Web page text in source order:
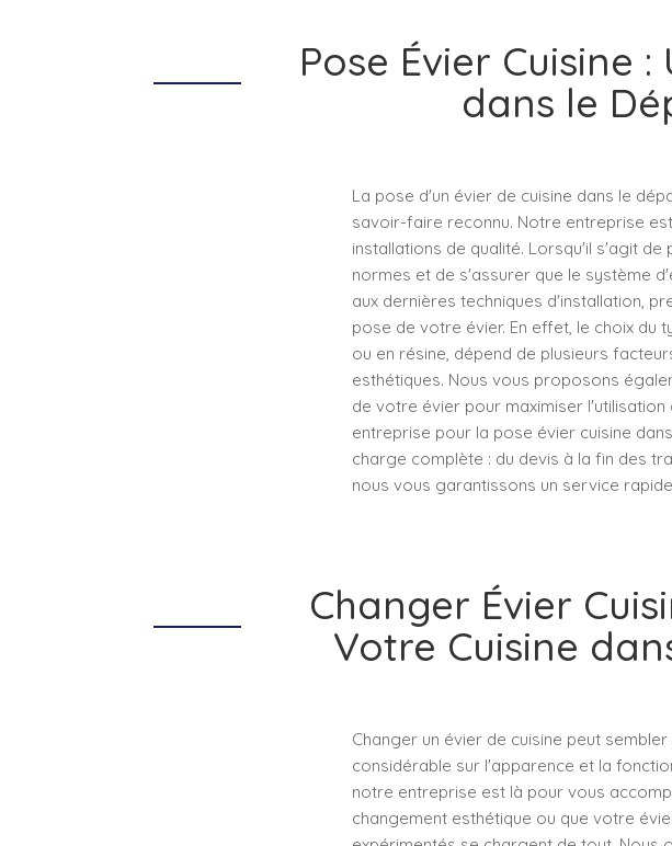
Pose Évier Cuisine
dans le
La pose d'un évier de cuisine dans le
savoir-faire reconnu. Notre entreprise
installations de qualité. Lorsqu'il s'agit
normes et de s'assurer que le système
aux dernières techniques d'installation,
pose de votre évier. En effet, le choix du
ou en résine, dépend de plusieurs
esthétiques. Nous vous proposons
de votre évier pour maximiser
entreprise pour la pose évier cuisine
charge complète : du devis à la fin des
nous vous garantissons un service
Changer Évier
Votre Cuisine
Changer un évier de cuisine peut
considérable sur l'apparence et la
notre entreprise est là pour vous
changement esthétique ou que votre